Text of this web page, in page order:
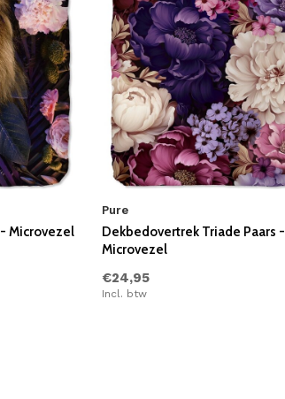
Microvezel
Pure
Dekbedovertrek Triade Paars -
Microvezel
€24,95
Incl. btw